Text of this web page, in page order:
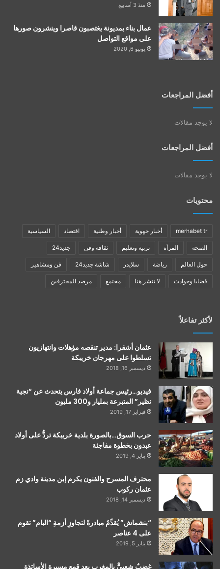
منذ 3 أسابيع
عمال بناء بمديونة يغتصبون قاصرا وينشرون صورها
على مواقع التواصل
يونيو 6, 2020
أفضل المراجعات
لا يوجد مقالات
أفضل المراجعات
لا يوجد مقالات
محتويات
merhabet tr أخبار جهوية أخبار وطنية اقتصاد السياسية
الصحة المرأة تربية وتعليم ثقافة وفن جديد24
حول العالم رياضة سلايدر شاشة جديد24 فن ومشاهير
قضايا وحوادث لا تنشر هنا مجتمع مرصد المحترفين
لأكثر تفاعلاً
عثمان أشقرا: مدير تنقصه مؤهلات وانتهازيون
تسلطوا على مهرجان خريبكة
ديسمبر 16, 2018
فيديو…رئيس جماعة أولاد فارس يتحدث عن “نجية
نظير” المتبرعة بمليار و300 مليون
فبراير 17, 2019
حرب السوق…بالصورة بلدية خريبكة تردُّ على أولاد
عبدون بخطوة مفاجئة
يناير 4, 2019
محترف المسرح والفنون يكرم إبن مدينة وادي زم
عثمان ركوب
ديسمبر 14, 2018
“بنشماش” يُقدِّمُ مبادرةً لتجاوزِ أزمةِ “البام” تقوم
على 4 عناصر
يناير 5, 2019
غضبٌ شعبيٌّ بالمغرب بعد قمع مسيرة الأساتذة